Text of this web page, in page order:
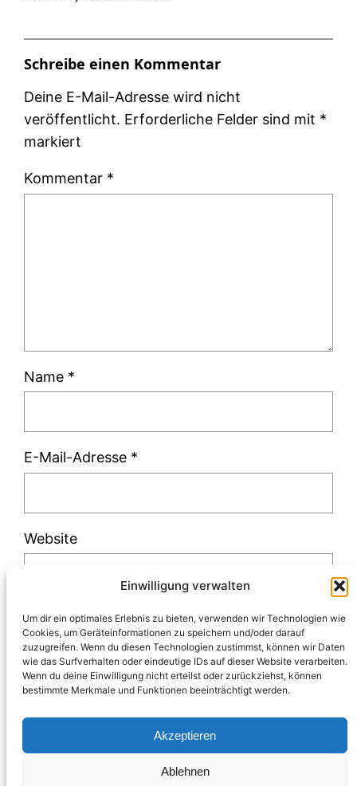
Einwilligung verwalten
Um dir ein optimales Erlebnis zu bieten, verwenden wir Technologien wie
Cookies, um Geräteinformationen zu speichern und/oder darauf
zuzugreifen. Wenn du diesen Technologien zustimmst, können wir Daten
wie das Surfverhalten oder eindeutige IDs auf dieser Website verarbeiten.
Wenn du deine Einwilligung nicht erteilst oder zurückziehst, können
bestimmte Merkmale und Funktionen beeinträchtigt werden.
Akzeptieren
Ablehnen
Schreibe einen Kommentar
Deine E-Mail-Adresse wird nicht
veröffentlicht. Erforderliche Felder sind mit *
markiert
Kommentar *
Name *
E-Mail-Adresse *
Website
Diese Website verwendet Akismet, um Spam
zu reduzieren.Erfahre, wie deine
Kommentardaten verarbeitet werden.